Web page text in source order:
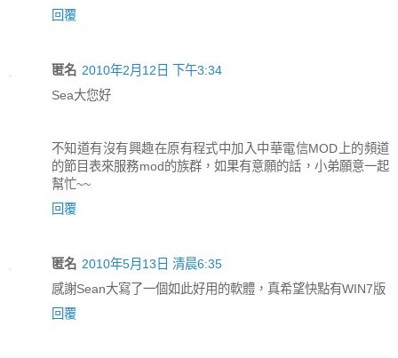
回覆
匿名 2010年2月12日 下午3:34
Sea大您好
不知道有沒有興趣在原有程式中加入中華電信MOD上的頻道
的節目表來服務mod的族群，如果有意願的話，小弟願意一起
幫忙~~
回覆
匿名 2010年5月13日 清晨6:35
感謝Sean大寫了一個如此好用的軟體，真希望快點有WIN7版
回覆